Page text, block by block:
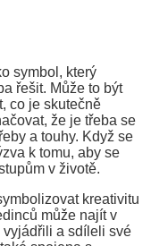
symbol, který
řešit. Může to být
co je skutečně
že je třeba se
a touhy. Když se
k tomu, aby se
v životě.
kreativitu
může najít v
vyjádřili a sdíleli své